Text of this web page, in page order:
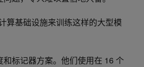
算基础设施来训练这样的大型模
标记器方案。他们使用在 16 个